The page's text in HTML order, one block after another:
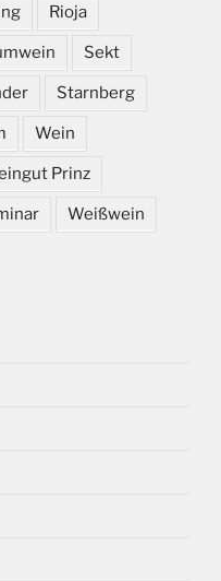
Rioja
Sekt
Starnberg
Wein
Prinz
Weißwein